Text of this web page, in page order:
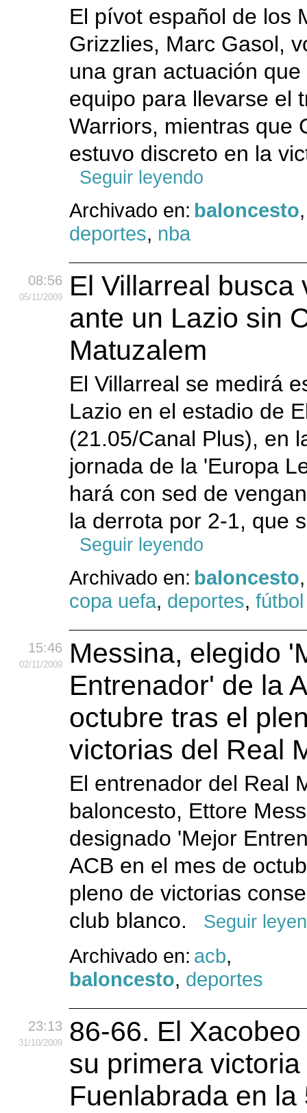
El pívot español de los
Grizzlies, Marc Gasol,
una gran actuación
equipo para llevarse el
Warriors, mientras que
estuvo discreto en la
Seguir leyendo
Archivado en: baloncesto,
deportes, nba
08:56
05/11/2009
El Villarreal busca
ante un Lazio sin
Matuzalem
El Villarreal se medirá
Lazio en el estadio de
(21.05/Canal Plus), en
jornada de la 'Europa
hará con sed de
la derrota por 2-1, que
Seguir leyendo
Archivado en: baloncesto,
copa uefa, deportes, fútbol
15:46
02/11/2009
Messina, elegido
Entrenador' de la
octubre tras el
victorias del Real
El entrenador del Real
baloncesto, Ettore
designado 'Mejor
ACB en el mes de
pleno de victorias
club blanco.
Seguir
Archivado en: acb,
baloncesto, deportes
23:13
31/10/2009
86-66. El
su primera
Fuenlabrada en la